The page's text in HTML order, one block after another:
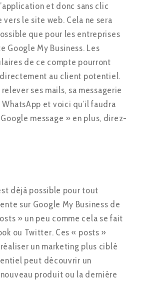
et donc sans clic
le site web. Cela ne sera
que pour les entreprises
Google My Business. Les
de ce compte pourront
au client potentiel.
ses mails, sa messagerie
WhatsApp et voici qu’il faudra
message » en plus, direz-
déjà possible pour tout
sur Google My Business de
» un peu comme cela se fait
ou Twitter. Ces « posts »
un marketing plus ciblé
peut découvrir un
produit ou la dernière